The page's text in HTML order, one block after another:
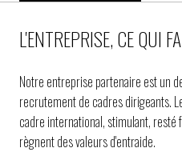
L'ENTREPRISE, CE QUI
Notre entreprise partenaire est un
recrutement de cadres dirigeants.
cadre international, stimulant, resté
règnent des valeurs d'entraide.